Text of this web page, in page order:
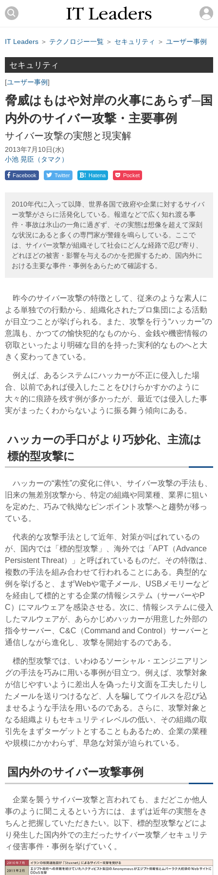
IT Leaders ＞ テクノロジー一覧 ＞ セキュリティ ＞ ユーザー事例
セキュリティ
ユーザー事例
脅威はもはや対岸の火事にあらず─国
内外のサイバー攻撃・主要事例
サイバー攻撃の実態と現実解
2013年7月10日(水)
小池 晃臣（タマク）
Facebook Twitter ! Hatena Pocket
2010年代に入って以降、世界各国で政府や企業に対するサイバ
ー攻撃がさらに活発化している。報道などで広く知れ渡る事
件・事故は氷山の一角に過ぎず、その実態は想像を超えて深刻
な状況にあると多くの専門家が警鐘を鳴らしている。ここで
は、サイバー攻撃が組織そして社会にどんな経路で忍び寄り、
どれほどの被害・影響を与えるのかを把握するため、国内外に
おける主要な事件・事例をあらためて確認する。
昨今のサイバー攻撃の特徴として、従来のような素人に
よる単独での行動から、組織化されたプロ集団による活動
が目立つことが挙げられる。また、攻撃を行う“ハッカー”の
意識も、かつての愉快犯的なものから、金銭や機密情報の
窃取といったより明確な目的を持った実利的なものへと大
きく変わってきている。
例えば、あるシステムにハッカーが不正に侵入した場
合、以前であれば侵入したことをひけらかすかのように
大々的に痕跡を残す例が多かったが、最近では侵入した事
実がまったくわからないように振る舞う傾向にある。
ハッカーの手口がより巧妙化、主流は
標的型攻撃に
ハッカーの“素性”の変化に伴い、サイバー攻撃の手法も、
旧来の無差別攻撃から、特定の組織や同業種、業界に狙い
を定めた、巧みで執拗なピンポイント攻撃へと趨勢が移っ
ている。
代表的な攻撃手法として近年、対策が叫ばれているの
が、国内では「標的型攻撃」、海外では「APT（Advance
Persistent Threat）」と呼ばれているものだ。その特徴は、
複数の手法を組み合わせて行われることにある。典型的な
例を挙げると、まずWebや電子メール、USBメモリーなど
を経由して標的とする企業の情報システム（サーバーやP
C）にマルウェアを感染させる。次に、情報システムに侵入
したマルウェアが、あらかじめハッカーが用意した外部の
指令サーバー、C&C（Command and Control）サーバーと
通信しながら進化し、攻撃を開始するのである。
標的型攻撃では、いわゆるソーシャル・エンジニアリン
グの手法を巧みに用いる事例が目立つ。例えば、攻撃対象
が信じやすいように差出人を偽ったり文面を工夫したりし
たメールを送りつけるなど、人を騙してウイルスを忍び込
ませるような手法を用いるのである。さらに、攻撃対象と
なる組織よりもセキュリティレベルの低い、その組織の取
引先をまずターゲットとすることもあるため、企業の業種
や規模にかかわらず、早急な対策が迫られている。
国内外のサイバー攻撃事例
企業を襲うサイバー攻撃と言われても、まだどこか他人
事のように聞こえるという方には、まずは近年の実態をき
ちんと把握していただきたい。以下、標的型攻撃などによ
り発生した国内外での主だったサイバー攻撃／セキュリテ
ィ侵害事件・事例を挙げていく。